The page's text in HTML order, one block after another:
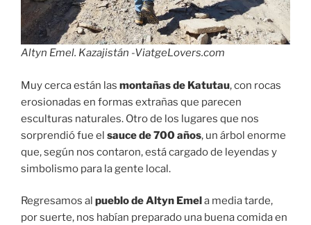
Altyn Emel. Kazajistán -ViatgeLovers.com
Muy cerca están las montañas de Katutau, con rocas
erosionadas en formas extrañas que parecen
esculturas naturales. Otro de los lugares que nos
sorprendió fue el sauce de 700 años, un árbol enorme
que, según nos contaron, está cargado de leyendas y
simbolismo para la gente local.
Regresamos al pueblo de Altyn Emel a media tarde,
por suerte, nos habían preparado una buena comida en